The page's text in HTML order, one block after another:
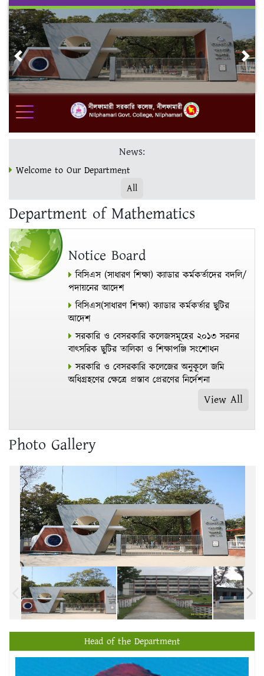
Skip
content
Previous
News:
ভর্তি ও ফরম পূরণ www.nilgc.eshiksabd.com ওয়েবসাইটে সম্পন্ন
মাস্টার্স ফাইনাল ভর্তির শেষ সময় 19/12/23
Welcome to Our Department
All
Department of Mathematics
Notice Board
বিসিএস (সাধারণ শিক্ষা) ক্যাডার কর্মকর্তাদের বদলি/
পদায়নের আদেশ
বিসিএস(সাধারণ শিক্ষা) ক্যাডার কর্মকর্তার ছুটির
আদেশ
সরকারি ও বেসরকারি কলেজসমূহের ২০১৩ সরনর
বাৎসরিক ছুটির তালিকা ও শিক্ষাপঞ্জি সংশোধন
সরকারি ও বেসরকারি কলেজের অনুকূলে জমি
অধিগ্রহণের ক্ষেত্রে প্রস্তাব প্রেরণের নির্দেশনা
View All
Photo Gallery
Head of the Department